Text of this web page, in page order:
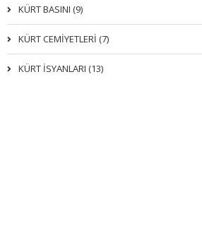
KÜRT BASINI (9)
KÜRT CEMİYETLERİ (7)
KÜRT İSYANLARI (13)